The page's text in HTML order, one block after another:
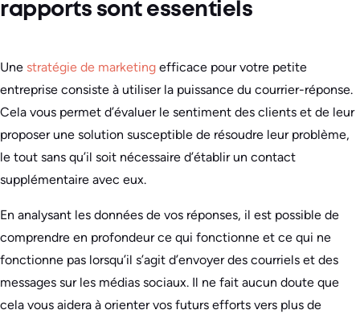
rapports sont essentiels
Une stratégie de marketing efficace pour votre petite
entreprise consiste à utiliser la puissance du courrier-réponse.
Cela vous permet d’évaluer le sentiment des clients et de leur
proposer une solution susceptible de résoudre leur problème,
le tout sans qu’il soit nécessaire d’établir un contact
supplémentaire avec eux.
En analysant les données de vos réponses, il est possible de
comprendre en profondeur ce qui fonctionne et ce qui ne
fonctionne pas lorsqu’il s’agit d’envoyer des courriels et des
messages sur les médias sociaux. Il ne fait aucun doute que
cela vous aidera à orienter vos futurs efforts vers plus de